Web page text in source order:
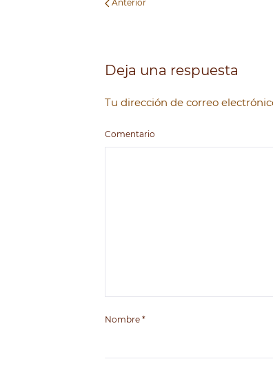
Anterior
Deja una respuesta
Tu dirección de correo
Comentario
Nombre *